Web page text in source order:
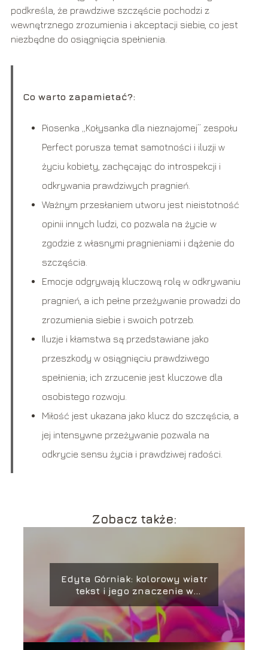
podkreśla, że prawdziwe szczęście pochodzi z
wewnętrznego zrozumienia i akceptacji siebie, co jest
niezbędne do osiągnięcia spełnienia.
Co warto zapamietać?:
Piosenka „Kołysanka dla nieznajomej” zespołu
Perfect porusza temat samotności i iluzji w
życiu kobiety, zachęcając do introspekcji i
odkrywania prawdziwych pragnień.
Ważnym przesłaniem utworu jest nieistotność
opinii innych ludzi, co pozwala na życie w
zgodzie z własnymi pragnieniami i dążenie do
szczęścia.
Emocje odgrywają kluczową rolę w odkrywaniu
pragnień, a ich pełne przeżywanie prowadzi do
zrozumienia siebie i swoich potrzeb.
Iluzje i kłamstwa są przedstawiane jako
przeszkody w osiągnięciu prawdziwego
spełnienia; ich zrzucenie jest kluczowe dla
osobistego rozwoju.
Miłość jest ukazana jako klucz do szczęścia, a
jej intensywne przeżywanie pozwala na
odkrycie sensu życia i prawdziwej radości.
Zobacz także:
Edyta Górniak: kolorowy wiatr
tekst i jego znaczenie w
muzyce